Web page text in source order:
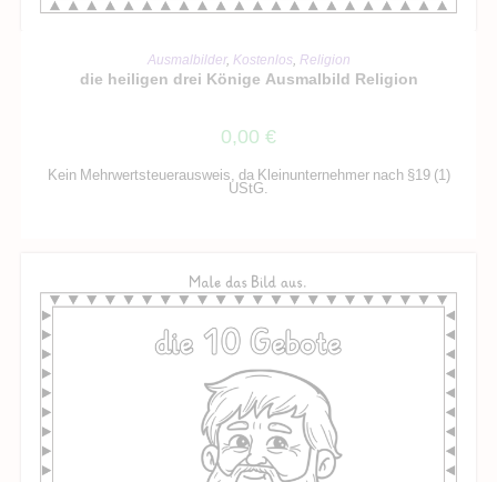
IN DEN WARENKORB
Ausmalbilder, Kostenlos, Religion
die heiligen drei Könige Ausmalbild Religion
0,00 €
Kein Mehrwertsteuerausweis, da Kleinunternehmer nach §19 (1)
UStG.